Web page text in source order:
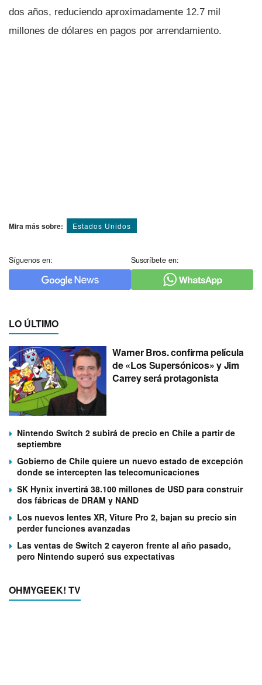
dos años, reduciendo aproximadamente 12.7 mil
millones de dólares en pagos por arrendamiento.
Mira más sobre: Estados Unidos
Síguenos en: Suscríbete en:
LO ÚLTIMO
Warner Bros. confirma película
de «Los Supersónicos» y Jim
Carrey será protagonista
Nintendo Switch 2 subirá de precio en Chile a partir de
septiembre
Gobierno de Chile quiere un nuevo estado de excepción
donde se intercepten las telecomunicaciones
SK Hynix invertirá 38.100 millones de USD para construir
dos fábricas de DRAM y NAND
Los nuevos lentes XR, Viture Pro 2, bajan su precio sin
perder funciones avanzadas
Las ventas de Switch 2 cayeron frente al año pasado,
pero Nintendo superó sus expectativas
OHMYGEEK! TV